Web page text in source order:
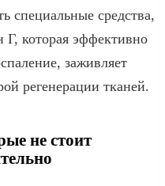
специальные средства,
Г, которая эффективно
заживляет
регенерации тканей.
не стоит